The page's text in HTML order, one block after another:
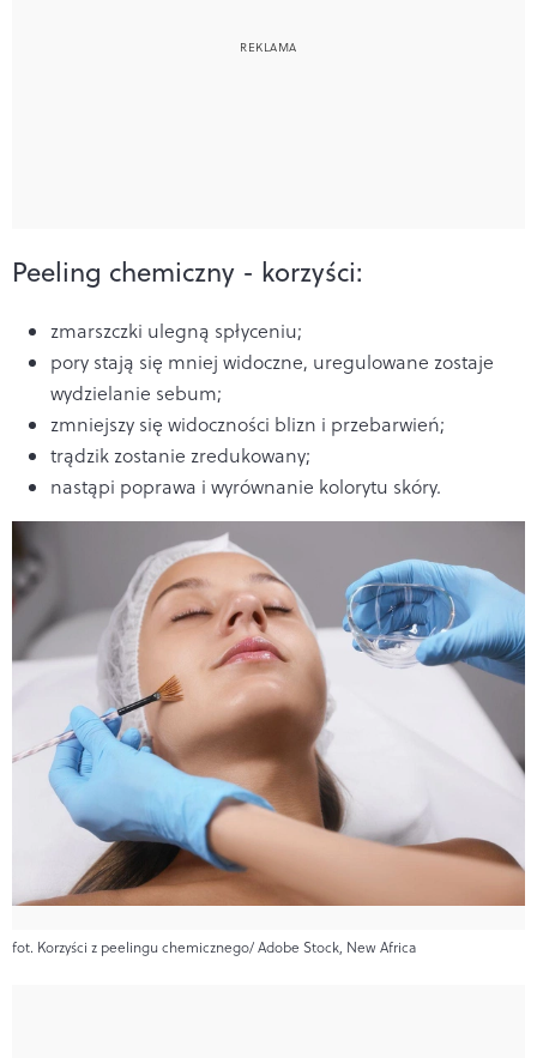
Peeling chemiczny - korzyści:
zmarszczki ulegną spłyceniu;
pory stają się mniej widoczne, uregulowane zostaje
wydzielanie sebum;
zmniejszy się widoczności blizn i przebarwień;
trądzik zostanie zredukowany;
nastąpi poprawa i wyrównanie kolorytu skóry.
fot. Korzyści z peelingu chemicznego/ Adobe Stock, New Africa